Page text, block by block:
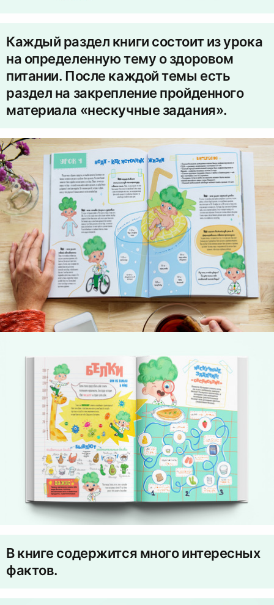
Каждый раздел книги состоит из урока
на определенную тему о здоровом
питании. После каждой темы есть
раздел на закрепление пройденного
материала «нескучные задания».
В книге содержится много интересных
фактов.